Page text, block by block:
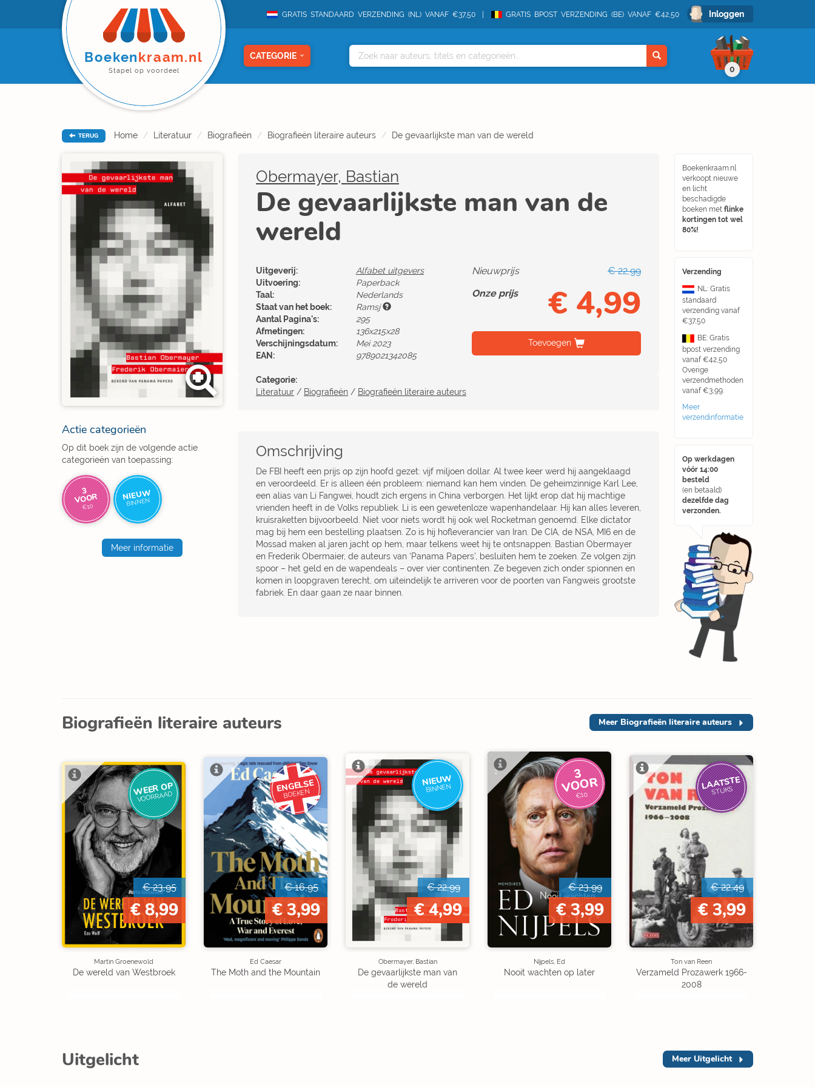
GRATIS STANDAARD VERZENDING (NL) VANAF €37,50 GRATIS BPOST VERZENDING (BE) VANAF €42,50 Inloggen
Boekenkraam.nl
Stapel op voordeel
CATEGORIE
0
TERUG Home Literatuur Biografieën Biografieën literaire auteurs De gevaarlijkste man van de wereld
Actie categorieën
Op dit boek zijn de volgende actie
categorieën van toepassing:
3
VOOR
€10
NIEUW
BINNEN
Meer informatie
Boekenkraam.nl
verkoopt nieuwe
en licht
beschadigde
boeken met flinke
kortingen tot wel
80%!
Verzending
NL: Gratis
standaard
verzending vanaf
€37,50
BE: Gratis
bpost verzending
vanaf €42,50
Overige
verzendmethoden
vanaf €3,99.
Meer
verzendinformatie
Op werkdagen
vóór 14:00
besteld
(en betaald)
dezelfde dag
verzonden.
Obermayer, Bastian
De gevaarlijkste man van de
wereld
Uitgeverij:
Alfabet uitgevers
Uitvoering:
Paperback
Taal:
Nederlands
Staat van het boek:
Ramsj
Aantal Pagina's:
295
Afmetingen:
136x215x28
Verschijningsdatum:
Mei 2023
EAN:
9789021342085
Nieuwprijs
€ 22,99
Onze prijs
€ 4,99
Toevoegen
Categorie:
Literatuur / Biografieën / Biografieën literaire auteurs
Omschrijving
De FBI heeft een prijs op zijn hoofd gezet: vijf miljoen dollar. Al twee keer werd hij aangeklaagd
en veroordeeld. Er is alleen één probleem: niemand kan hem vinden. De geheimzinnige Karl Lee,
een alias van Li Fangwei, houdt zich ergens in China verborgen. Het lijkt erop dat hij machtige
vrienden heeft in de Volks republiek. Li is een gewetenloze wapenhandelaar. Hij kan alles leveren,
kruisraketten bijvoorbeeld. Niet voor niets wordt hij ook wel Rocketman genoemd. Elke dictator
mag bij hem een bestelling plaatsen. Zo is hij hofleverancier van Iran. De CIA, de NSA, MI6 en de
Mossad maken al jaren jacht op hem, maar telkens weet hij te ontsnappen. Bastian Obermayer
en Frederik Obermaier, de auteurs van ‘Panama Papers’, besluiten hem te zoeken. Ze volgen zijn
spoor – het geld en de wapendeals – over vier continenten. Ze begeven zich onder spionnen en
komen in loopgraven terecht, om uiteindelijk te arriveren voor de poorten van Fangweis grootste
fabriek. En daar gaan ze naar binnen.
Biografieën literaire auteurs Meer Biografieën literaire auteurs
WEER OP
VOORRAAD
€ 23,95
€ 8,99
Martin Groenewold
De wereld van Westbroek
ENGELSE
BOEKEN
€ 16,95
€ 3,99
Ed Caesar
The Moth and the Mountain
NIEUW
BINNEN
€ 22,99
€ 4,99
Obermayer, Bastian
De gevaarlijkste man van
de wereld
3
V
O
O
R
€10
€ 23,99
€ 3,99
Nijpels, Ed
Nooit wachten op later
LAATSTE
STUKS
€ 22,49
€ 3,99
Ton van Reen
Verzameld Prozawerk 1966-
2008
Uitgelicht Meer Uitgelicht